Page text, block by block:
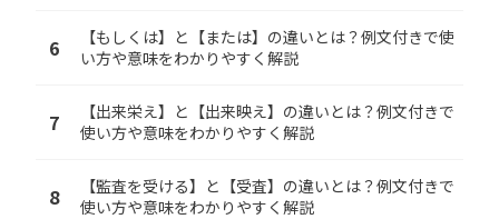
6
【もしくは】と【または】の違いとは？例文付きで使
い方や意味をわかりやすく解説
7
【出来栄え】と【出来映え】の違いとは？例文付きで
使い方や意味をわかりやすく解説
8
【監査を受ける】と【受査】の違いとは？例文付きで
使い方や意味をわかりやすく解説